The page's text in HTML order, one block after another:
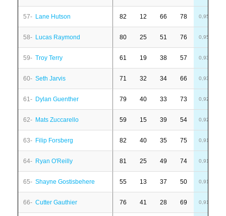
57- Lane Hutson 82 12 66 78 0,95
58- Lucas Raymond 80 25 51 76 0,95
59- Troy Terry 61 19 38 57 0,93
60- Seth Jarvis 71 32 34 66 0,93
61- Dylan Guenther 79 40 33 73 0,92
62- Mats Zuccarello 59 15 39 54 0,92
63- Filip Forsberg 82 40 35 75 0,91
64- Ryan O'Reilly 81 25 49 74 0,91
65- Shayne Gostisbehere 55 13 37 50 0,91
66- Cutter Gauthier 76 41 28 69 0,91